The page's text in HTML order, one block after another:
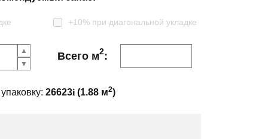
+10% при диагональной укладке
Всего м2:
26623i (1.88 м2)